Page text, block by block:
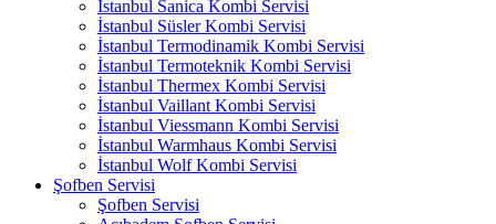
İstanbul Sanica Kombi Servisi
İstanbul Süsler Kombi Servisi
İstanbul Termodinamik Kombi Servisi
İstanbul Termoteknik Kombi Servisi
İstanbul Thermex Kombi Servisi
İstanbul Vaillant Kombi Servisi
İstanbul Viessmann Kombi Servisi
İstanbul Warmhaus Kombi Servisi
İstanbul Wolf Kombi Servisi
Şofben Servisi
Şofben Servisi